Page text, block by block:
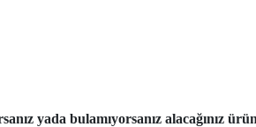
yada bulamıyorsanız alacağınız